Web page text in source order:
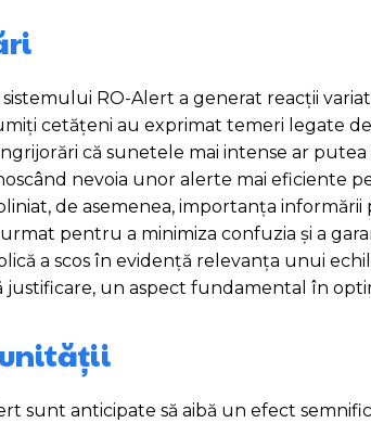
RO-Alert a generat reacții
cetățeni au exprimat temeri legate
că sunetele mai intense ar
nevoia unor alerte mai eficiente
de asemenea, importanța
pentru a minimiza confuzia și a
a scos în evidență relevanța unui
justificare, un aspect fundamental în
sunt anticipate să aibă un efect